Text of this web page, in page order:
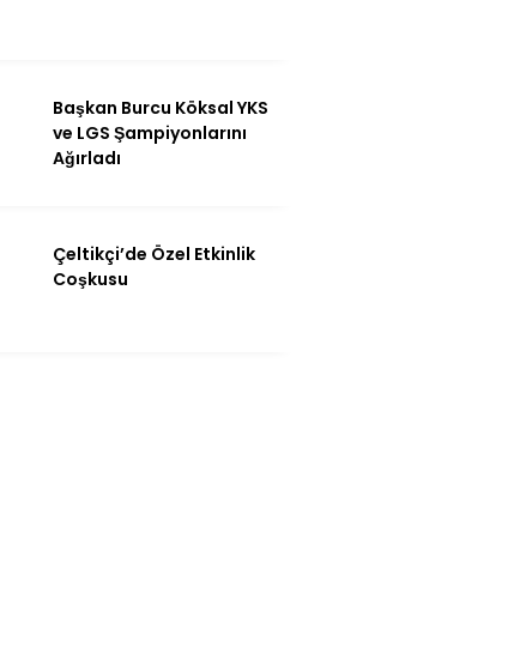
Başkan Burcu Köksal YKS
ve LGS Şampiyonlarını
Ağırladı
Çeltikçi’de Özel Etkinlik
Coşkusu